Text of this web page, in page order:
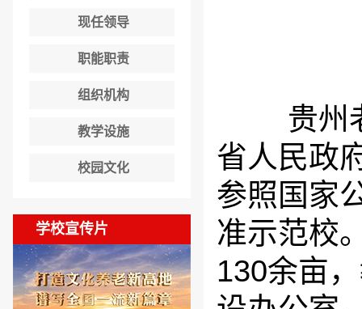
现任领导
职能职责
组织机构
教学设施
校园文化
学校宣传片
贵州老
省人民政
参照国家
准示范校
130余亩